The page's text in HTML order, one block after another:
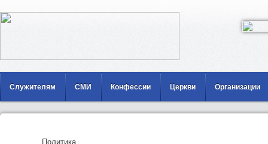
Служителям СМИ Конфессии Церкви Организации
Политика